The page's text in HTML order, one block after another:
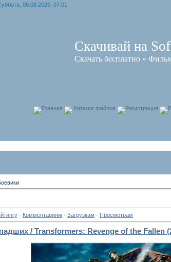
08.08.2026, 07:01
Скачивай на
Скачать бесплатно »
Главная Каталог файлов Регистрация
· Комментариям · Загрузкам · Просмотрам
/ Transformers: Revenge of the Fallen